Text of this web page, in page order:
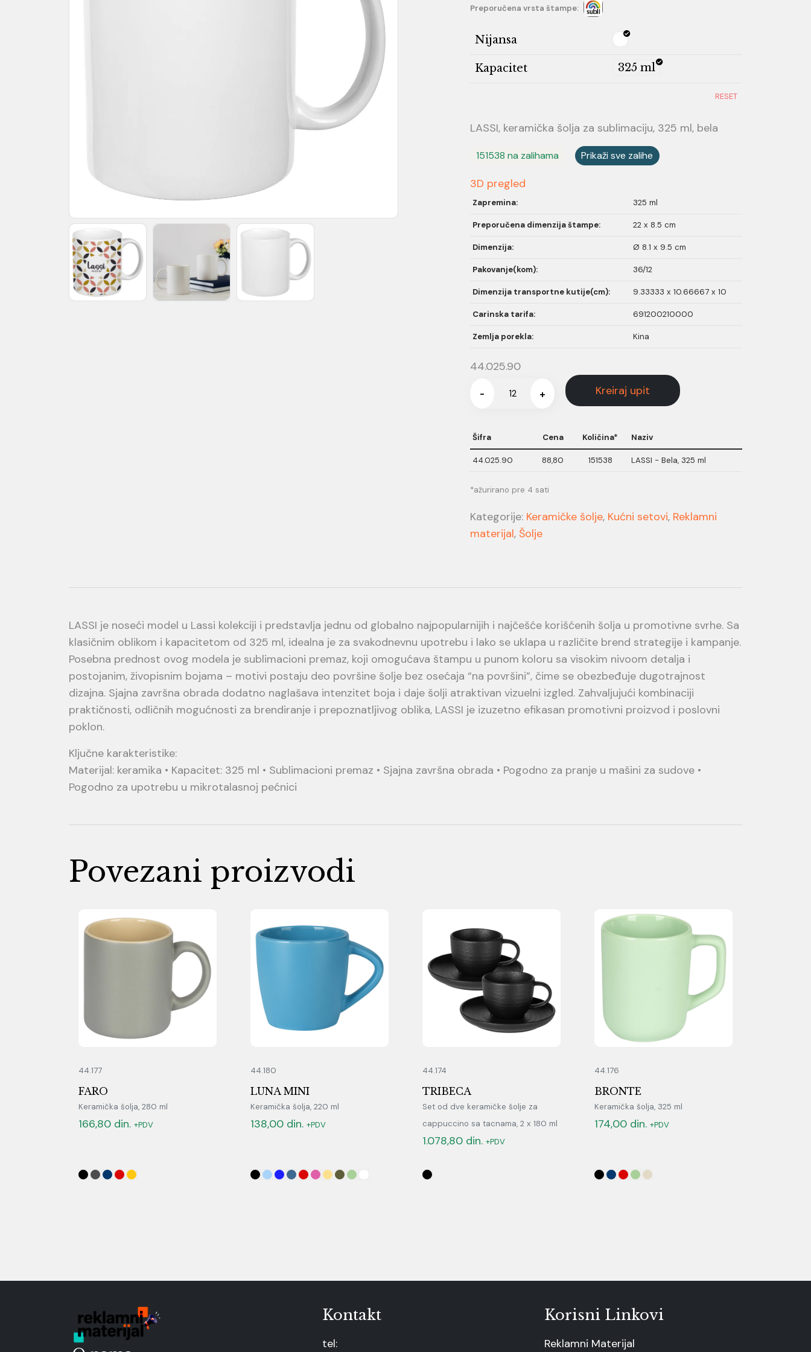
Preporučena vrsta štampe:
Nijansa
Kapacitet 325 ml
RESET
LASSI, keramička šolja za sublimaciju, 325 ml, bela
151538 na zalihama Prikaži sve zalihe
3D pregled
Zapremina: 325 ml
Preporučena dimenzija štampe: 22 x 8.5 cm
Dimenzija: Ø 8.1 x 9.5 cm
Pakovanje(kom): 36/12
Dimenzija transportne kutije(cm): 9.33333 x 10.66667 x 10
Carinska tarifa: 691200210000
Zemlja porekla: Kina
44.025.90
- + Kreiraj upit
Šifra Cena Količina* Naziv
44.025.90 88,80 151538 LASSI - Bela, 325 ml
*ažurirano pre 4 sati
Kategorije: Keramičke šolje, Kućni setovi, Reklamni
materijal, Šolje
LASSI je noseći model u Lassi kolekciji i predstavlja jednu od globalno najpopularnijih i najčešće korišćenih šolja u promotivne svrhe. Sa
klasičnim oblikom i kapacitetom od 325 ml, idealna je za svakodnevnu upotrebu i lako se uklapa u različite brend strategije i kampanje.
Posebna prednost ovog modela je sublimacioni premaz, koji omogućava štampu u punom koloru sa visokim nivoom detalja i
postojanim, živopisnim bojama – motivi postaju deo površine šolje bez osećaja “na površini”, čime se obezbeđuje dugotrajnost
dizajna. Sjajna završna obrada dodatno naglašava intenzitet boja i daje šolji atraktivan vizuelni izgled. Zahvaljujući kombinaciji
praktičnosti, odličnih mogućnosti za brendiranje i prepoznatljivog oblika, LASSI je izuzetno efikasan promotivni proizvod i poslovni
poklon.
Ključne karakteristike:
Materijal: keramika • Kapacitet: 325 ml • Sublimacioni premaz • Sjajna završna obrada • Pogodno za pranje u mašini za sudove •
Pogodno za upotrebu u mikrotalasnoj pećnici
Povezani proizvodi
44.177
FARO
Keramička šolja, 280 ml
166,80 din. +PDV
44.180
LUNA MINI
Keramička šolja, 220 ml
138,00 din. +PDV
44.174
TRIBECA
Set od dve keramičke šolje za
cappuccino sa tacnama, 2 x 180 ml
1.078,80 din. +PDV
44.176
BRONTE
Keramička šolja, 325 ml
174,00 din. +PDV
Kontakt
tel:
Korisni Linkovi
Reklamni Materijal